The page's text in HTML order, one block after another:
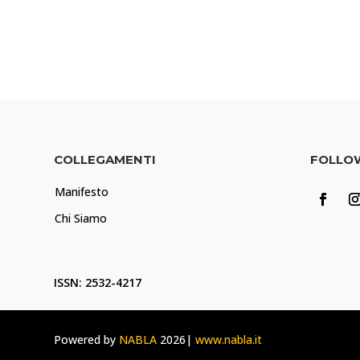
COLLEGAMENTI
Manifesto
Chi Siamo
ISSN: 2532-4217
Powered by NABLA 2026|www.nabla.it